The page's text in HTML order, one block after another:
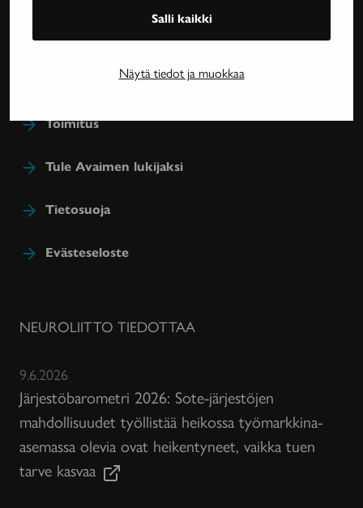
Salli kaikki
Näytä tiedot ja muokkaa
sairastavien sosiaaliturvasta. Avain-lehteä julkaisee
Toimitus
Tule Avaimen lukijaksi
Tietosuoja
Evästeseloste
NEUROLIITTO TIEDOTTAA
9.6.2026
Järjestöbarometri 2026: Sote-järjestöjen
mahdollisuudet työllistää heikossa työmarkkina-
asemassa olevia ovat heikentyneet, vaikka tuen
tarve kasvaa